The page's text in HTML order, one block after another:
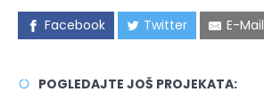
Facebook Twitter E-Mail
POGLEDAJTE JOŠ PROJEKATA: